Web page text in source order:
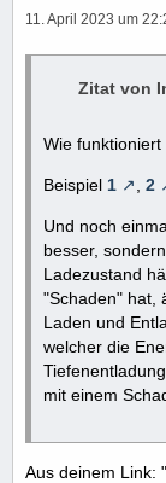
11. April 2023 um
Zitat von
Wie funktioniert
Beispiel 1 2
Und noch
besser,
Ladezustand
"Schaden" hat,
Laden und
welcher die
mit einem
Aus deinem Link: "